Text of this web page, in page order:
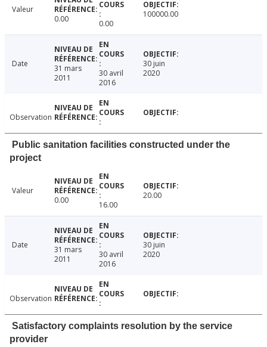
Valeur
0.00
0.00
100000.00
Date
31 mars
2011
30 avril
2016
30 juin
2020
Observation
Public sanitation facilities constructed under the
project
Valeur
0.00
16.00
20.00
Date
31 mars
2011
30 avril
2016
30 juin
2020
Observation
Satisfactory complaints resolution by the service
provider